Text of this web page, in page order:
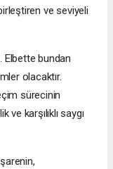
ve seviyeli
Elbette bundan
olacaktır.
sürecinin
karşılıklı saygı